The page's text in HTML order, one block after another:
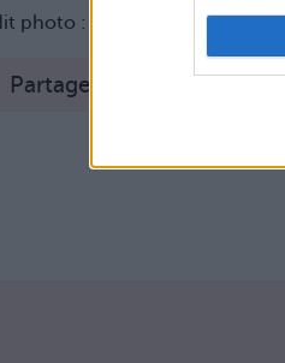
photo :
Partager sur Facebook